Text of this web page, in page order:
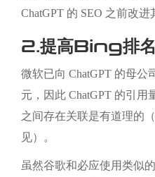
ChatGPT 的 SEO 之前改进
2.提高Bing排名
微软已向 ChatGPT 的母公
元，因此 ChatGPT 的引用
之间存在关联是有道理的
见）。
虽然谷歌和必应使用类似